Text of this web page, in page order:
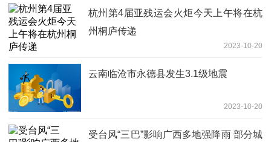
杭州第4届亚残运会火炬今天上午将在杭
州桐庐传递
2023-10-20
云南临沧市永德县发生3.1级地震
2023-10-20
受台风“三巴”影响广西多地强降雨 部分城